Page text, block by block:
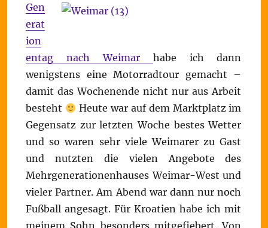
Gen
erat
ion
entag nach Weimar habe ich dann
wenigstens eine Motorradtour gemacht –
damit das Wochenende nicht nur aus Arbeit
besteht
Heute war auf dem Marktplatz im
Gegensatz zur letzten Woche bestes Wetter
und so waren sehr viele Weimarer zu Gast
und nutzten die vielen Angebote des
Mehrgenerationenhauses Weimar-West und
vieler Partner. Am Abend war dann nur noch
Fußball angesagt. Für Kroatien habe ich mit
meinem Sohn besonders mitgefiebert. Von